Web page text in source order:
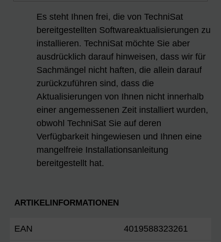
Es steht Ihnen frei, die von TechniSat
bereitgestellten Softwareaktualisierungen zu
installieren. TechniSat möchte Sie aber
ausdrücklich darauf hinweisen, dass wir für
Sachmängel nicht haften, die allein darauf
zurückzuführen sind, dass die
Aktualisierungen von Ihnen nicht innerhalb
einer angemessenen Zeit installiert wurden,
obwohl TechniSat Sie auf deren
Verfügbarkeit hingewiesen und Ihnen eine
mangelfreie Installationsanleitung
bereitgestellt hat.
ARTIKELINFORMATIONEN
EAN 4019588323261